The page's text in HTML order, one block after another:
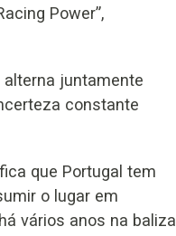
Power”,
juntamente
constante
que Portugal tem
o lugar em
vários anos na baliza